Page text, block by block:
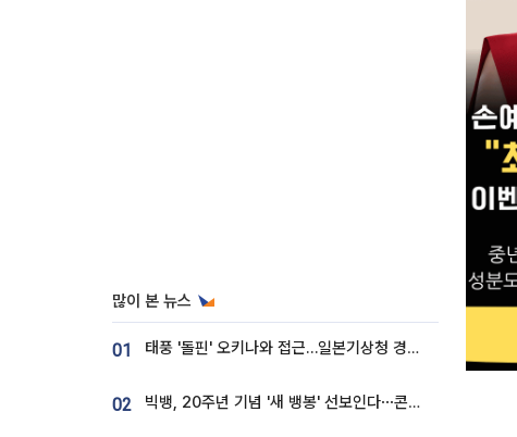
많이 본 뉴스
01 태풍 '돌핀' 오키나와 접근…일본기상청 경로 업데이트
02 빅뱅, 20주년 기념 '새 뱅봉' 선보인다⋯콘서트 앞두고 팝업 개최